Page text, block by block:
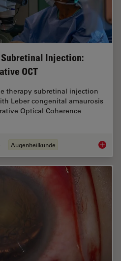
Subretinal Injection:
OCT
therapy subretinal injection
Leber congenital amaurosis
Optical Coherence
Augenheilkunde RPE65